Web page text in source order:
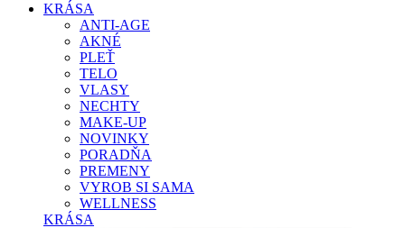
KRÁSA
ANTI-AGE
AKNÉ
PLEŤ
TELO
VLASY
NECHTY
MAKE-UP
NOVINKY
PORADŇA
PREMENY
VYROB SI SAMA
WELLNESS
KRÁSA